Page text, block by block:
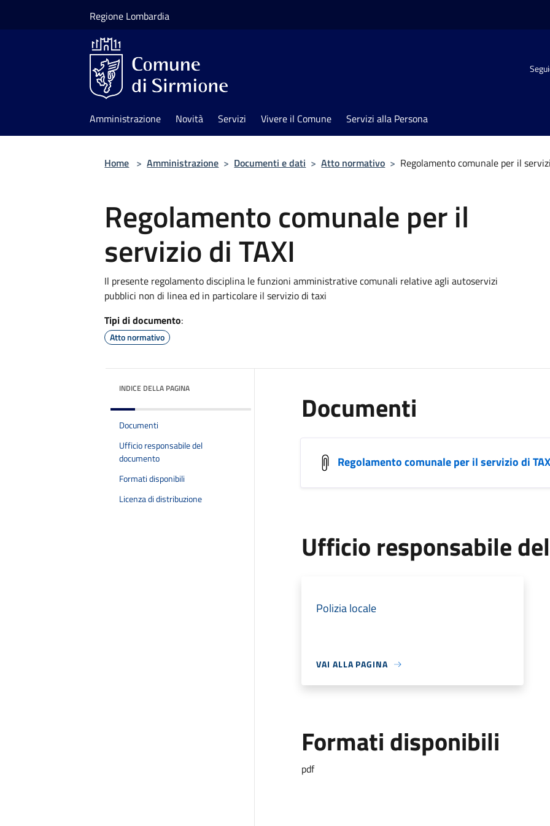
Regione Lombardia
Amministrazione Novità Servizi Vivere il Comune Servizi alla Persona
Home > Amministrazione > Documenti e dati > Atto normativo > Regolamento comunale per il
Regolamento comunale per il
servizio di TAXI
Il presente regolamento disciplina le funzioni amministrative comunali relative agli autoservizi
pubblici non di linea ed in particolare il servizio di taxi
Tipi di documento:
Atto normativo
INDICE DELLA PAGINA
Documenti
Ufficio responsabile del
documento
Formati disponibili
Licenza di distribuzione
Documenti
Regolamento comunale per il servizio di
Ufficio responsabile
Polizia locale
VAI ALLA PAGINA
Formati disponibili
pdf